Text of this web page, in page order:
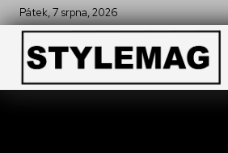
Pátek, 7 srpna, 2026